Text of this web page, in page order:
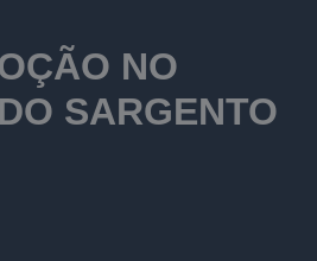
NO
SARGENTO